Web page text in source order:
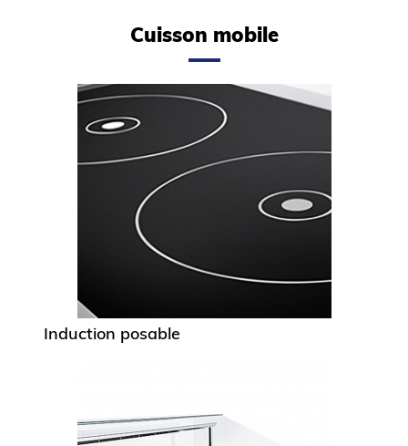
Cuisson mobile
Induction posable